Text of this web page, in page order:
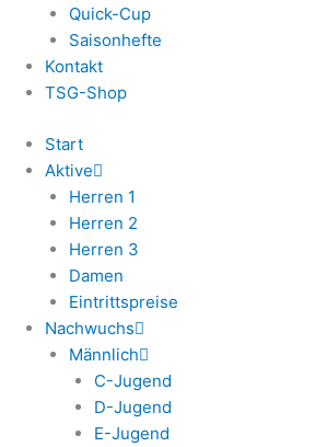
Quick-Cup
Saisonhefte
Kontakt
TSG-Shop
Start
Aktive
Herren 1
Herren 2
Herren 3
Damen
Eintrittspreise
Nachwuchs
Männlich
C-Jugend
D-Jugend
E-Jugend